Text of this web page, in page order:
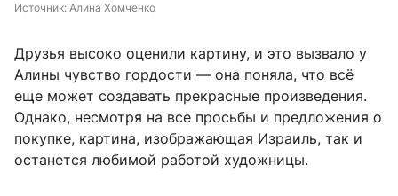
Источник: Алина Хомченко
Друзья высоко оценили картину, и это вызвало у
Алины чувство гордости — она поняла, что всё
еще может создавать прекрасные произведения.
Однако, несмотря на все просьбы и предложения о
покупке, картина, изображающая Израиль, так и
останется любимой работой художницы.